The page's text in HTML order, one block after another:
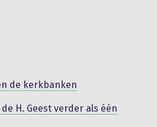
de kerkbanken
H. Geest verder als één